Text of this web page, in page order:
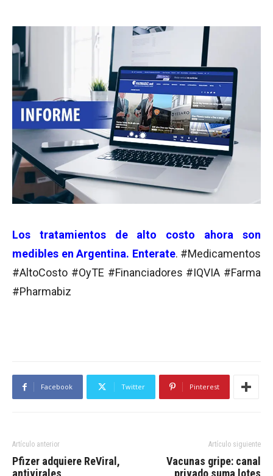
Los tratamientos de alto costo ahora son
medibles en Argentina. Enterate. #Medicamentos
#AltoCosto #OyTE #Financiadores #IQVIA #Farma
#Pharmabiz
Facebook Twitter Pinterest
Artículo anterior
Pfizer adquiere ReViral,
antivirales
Artículo siguiente
Vacunas gripe: canal
privado suma lotes